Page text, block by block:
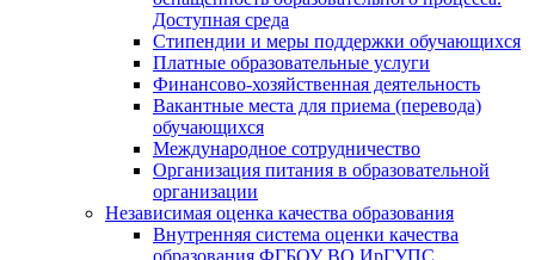
Доступная среда
Стипендии и меры поддержки обучающихся
Платные образовательные услуги
Финансово-хозяйственная деятельность
Вакантные места для приема (перевода)
обучающихся
Международное сотрудничество
Организация питания в образовательной
организации
Независимая оценка качества образования
Внутренняя система оценки качества
образования ФГБОУ ВО ИрГУПС